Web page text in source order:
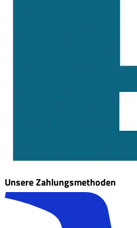
Unsere Zahlungsmethoden